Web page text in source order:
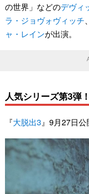
の世界」などのデヴィ
ラ・ジョヴォヴィッチ、
ャ・レインが出演。
人気シリーズ第3弾
『大脱出3』9月27日公